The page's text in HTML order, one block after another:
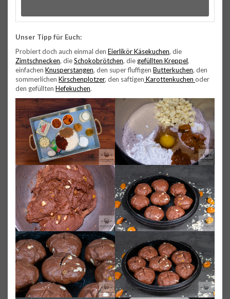
Unser Tipp für Euch:
Probiert doch auch einmal den Eierlikör Käsekuchen, die
Zimtschnecken, dieSchokobrötchen, die gefüllten Kreppel,
einfachen Knusperstangen, den super fluffigen Butterkuchen, den
sommerlichen Kirschenplotzer, den saftigen Karottenkuchen oder
den gefüllten Hefekuchen.